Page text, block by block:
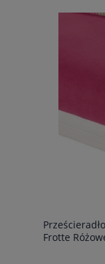
Frotte